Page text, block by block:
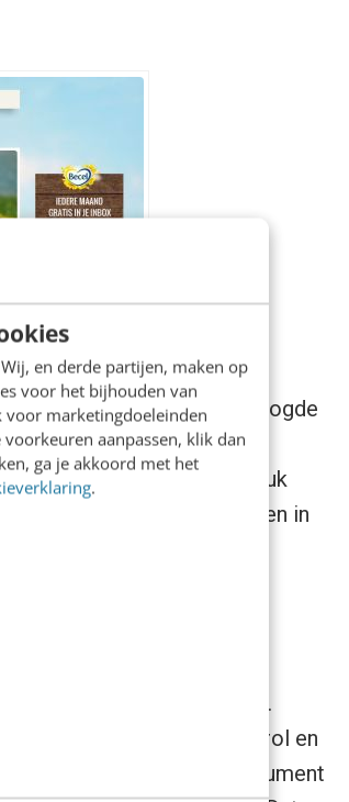
en derde partijen, maken op
voor het bijhouden van
marketingdoeleinden
aanpassen, klik dan
ga je akkoord met het
.
direct contact met de beoogde
geroepen van vitale
Becel-eters. Stuk voor stuk
functie. “We willen weten in
duidelijke verschuiving.
voor te hoog cholesterol en
”De tijd dat de consument